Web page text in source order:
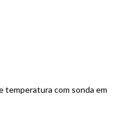
temperatura com sonda em